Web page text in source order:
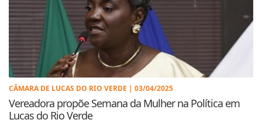
CÂMARA DE LUCAS DO RIO VERDE | 03/04/2025
Vereadora propõe Semana da Mulher na Política em
Lucas do Rio Verde